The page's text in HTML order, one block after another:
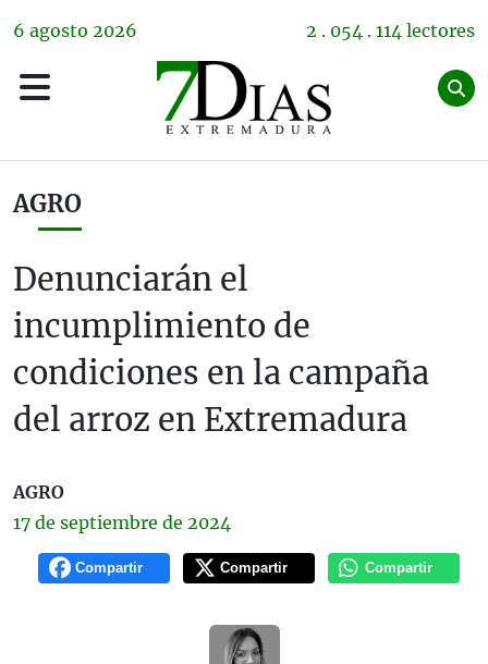
6 agosto 2026 2 . 054 . 114 lectores
AGRO
Denunciarán el
incumplimiento de
condiciones en la campaña
del arroz en Extremadura
AGRO
17 de septiembre de 2024
Compartir Compartir Compartir